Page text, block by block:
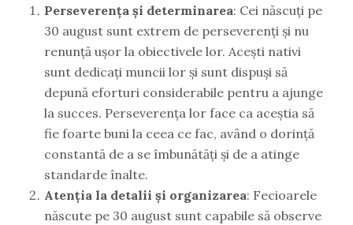
Perseverența și determinarea: Cei născuți pe
30 august sunt extrem de perseverenți și nu
renunță ușor la obiectivele lor. Acești nativi
sunt dedicați muncii lor și sunt dispuși să
depună eforturi considerabile pentru a ajunge
la succes. Perseverența lor face ca aceștia să
fie foarte buni la ceea ce fac, având o dorință
constantă de a se îmbunătăți și de a atinge
standarde înalte.
Atenția la detalii și organizarea: Fecioarele
născute pe 30 august sunt capabile să observe